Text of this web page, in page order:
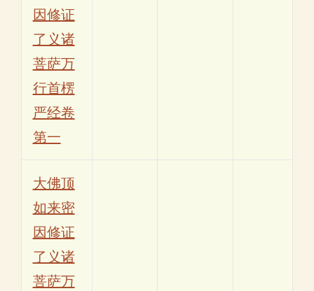
因修证
了义诸
菩萨万
行首楞
严经卷
第一
大佛顶
如来密
因修证
了义诸
菩萨万